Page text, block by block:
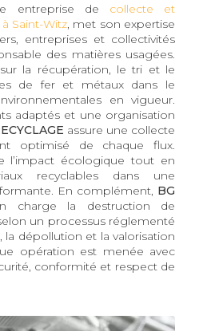
entreprise de collecte et
Saint-Witz, met son expertise
entreprises et collectivités
des matières usagées.
la récupération, le tri et le
de fer et métaux dans le
en vigueur.
adaptés et une organisation
assure une collecte
optimisé de chaque flux.
l’impact écologique tout en
recyclables dans une
En complément, BG
charge la destruction de
un processus réglementé
la dépollution et la valorisation
opération est menée avec
conformité et respect de